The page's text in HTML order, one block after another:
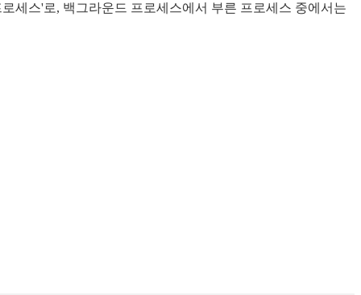
세스'로, 백그라운드 프로세스에서 부른 프로세스 중에서는